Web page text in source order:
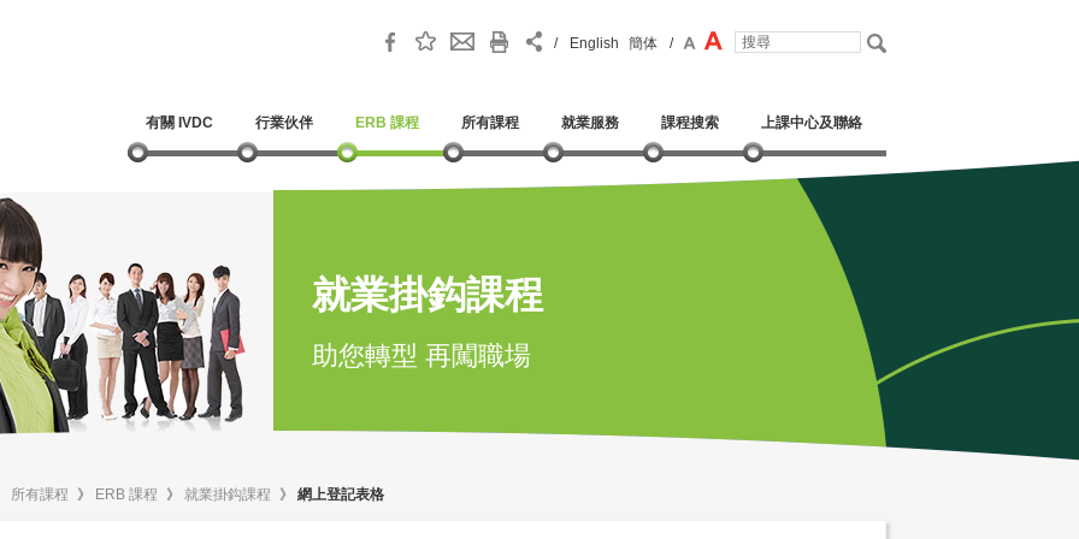
/ English 簡体 /
有關 IVDC 行業伙伴 ERB 課程 所有課程 就業服務 課程搜索 上課中心及聯絡
就業掛鈎課程
助您轉型 再闖職場
所有課程 》 ERB 課程 》 就業掛鈎課程 》 網上登記表格